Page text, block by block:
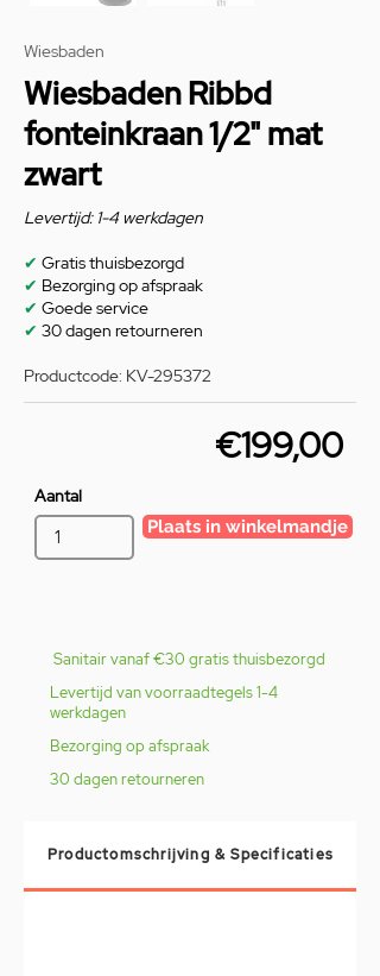
Wiesbaden
Wiesbaden Ribbd
fonteinkraan 1/2" mat
zwart
Levertijd: 1-4 werkdagen
✔ Gratis thuisbezorgd
✔ Bezorging op afspraak
✔ Goede service
✔ 30 dagen retourneren
Productcode: KV-295372
€199,00
Aantal
Plaats in winkelmandje
Sanitair vanaf €30 gratis thuisbezorgd
Levertijd van voorraadtegels 1-4
werkdagen
Bezorging op afspraak
30 dagen retourneren
Productomschrijving & Specificaties